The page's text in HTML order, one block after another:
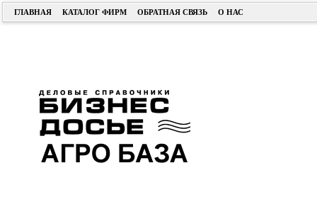
ГЛАВНАЯ КАТАЛОГ ФИРМ ОБРАТНАЯ СВЯЗЬ О НАС